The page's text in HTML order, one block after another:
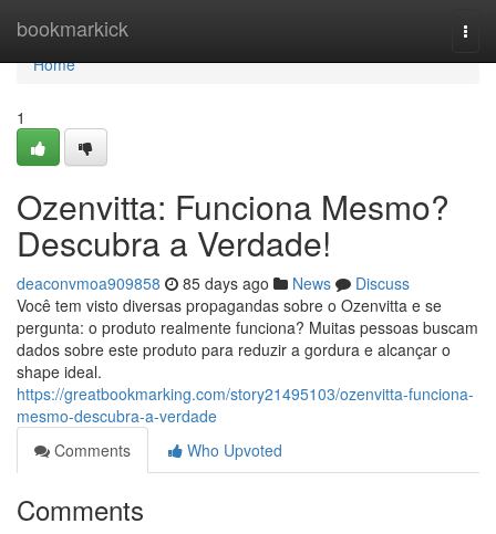
bookmarkick
Home
Home
1
Ozenvitta: Funciona Mesmo?
Descubra a Verdade!
deaconvmoa909858 85 days ago News
Discuss
Você tem visto diversas propagandas sobre o Ozenvitta e se
pergunta: o produto realmente funciona? Muitas pessoas buscam
dados sobre este produto para reduzir a gordura e alcançar o
shape ideal.
https://greatbookmarking.com/story21495103/ozenvitta-funciona-
mesmo-descubra-a-verdade
Comments
Who Upvoted
Comments